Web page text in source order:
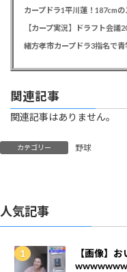
【カープ実況】ドラフト会議
関連記事
関連記事はありません。
カテゴリー 野球
人気記事
【画像】